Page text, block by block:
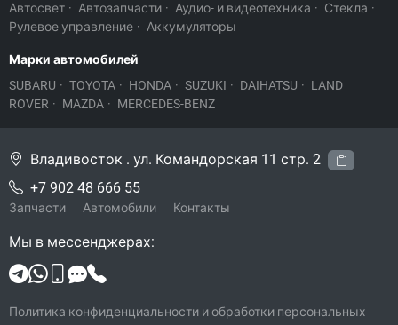
Автосвет · Автозапчасти · Аудио- и видеотехника · Стекла ·
Рулевое управление · Аккумуляторы
Марки автомобилей
SUBARU · TOYOTA · HONDA · SUZUKI · DAIHATSU · LAND
ROVER · MAZDA · MERCEDES-BENZ
Владивосток . ул. Командорская 11 стр. 2
+7 902 48 666 55
Запчасти Автомобили Контакты
Мы в мессенджерах:
Политика конфиденциальности и обработки персональных